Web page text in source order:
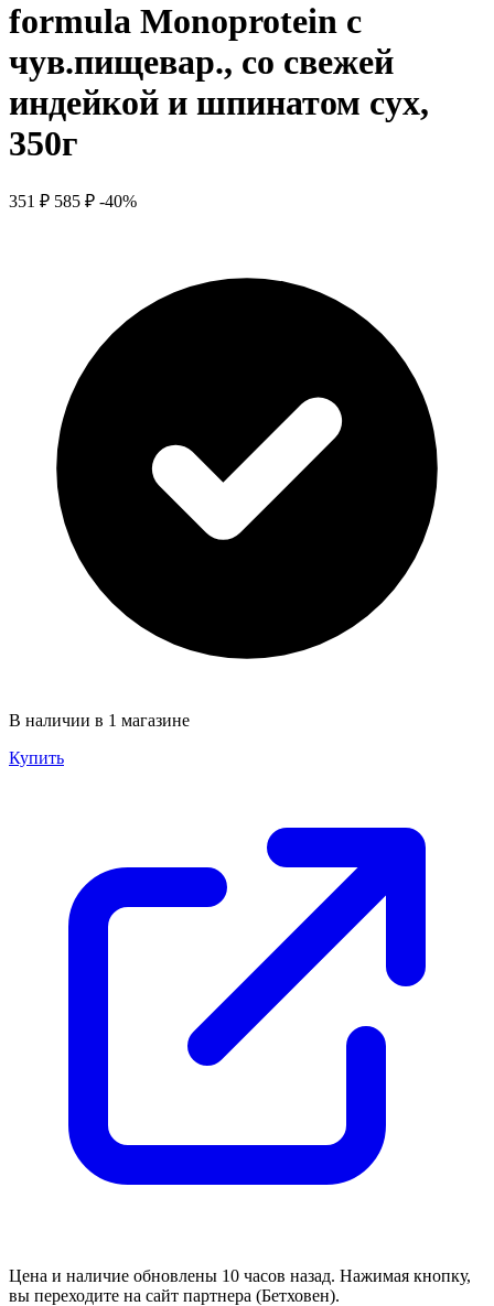
formula Monoprotein с
чув.пищевар., со свежей
индейкой и шпинатом сух,
350г
351 ₽ 585 ₽ -40%
В наличии в 1 магазине
Купить
Цена и наличие обновлены 10 часов назад. Нажимая кнопку,
вы переходите на сайт партнера (Бетховен).